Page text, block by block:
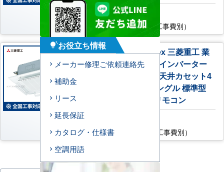
AC特別価格
158,200 円（税込・工事費別）
FDTCV406HK6S-airflex 三菱重工 業
務用エアコン ハイパーインバーター
エアフレックスパネル 天井カセット4
方向小容量 1.5馬力 シングル 標準型
単相200V ワイヤードリモコン
AC特別価格
159,400 （税込・工事費別）
tips_and_updatesお役立ち情報
メーカー修理ご依頼連絡先
補助金
リース
延長保証
カタログ・仕様書
空調用語